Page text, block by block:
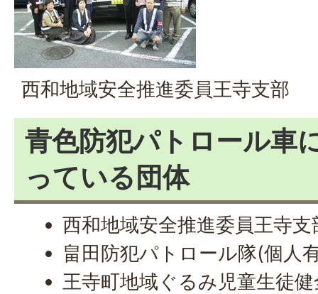
西和地域安全推進委員王寺支部
青色防犯パトロール車
っている団体
西和地域安全推進委員王寺支
畠田防犯パトロール隊(個人
王寺町地域ぐるみ児童生徒